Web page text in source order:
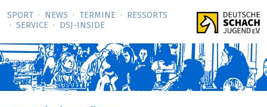
SPORT NEWS TERMINE
RESSORTS
SERVICE
DSJ-­INSIDE